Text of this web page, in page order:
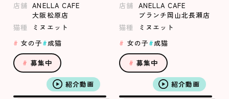
店舗 ANELLA CAFE
大阪松原店
猫種
ミヌエット
女の子
成猫
募集中
店舗 ANELLA CAFE
ブランチ岡山北長瀬店
猫種
ミヌエット
女の子
成猫
募集中
紹介動画 紹介動画